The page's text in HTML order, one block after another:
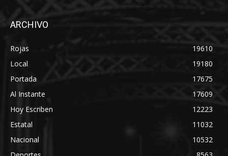
ARCHIVO
Rojas
19610
Local
19180
Portada
17675
Al Instante
17609
Hoy Escriben
12223
Estatal
11032
Nacional
10532